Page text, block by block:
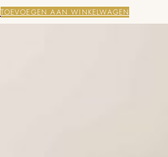
TOEVOEGEN AAN WINKELWAGEN